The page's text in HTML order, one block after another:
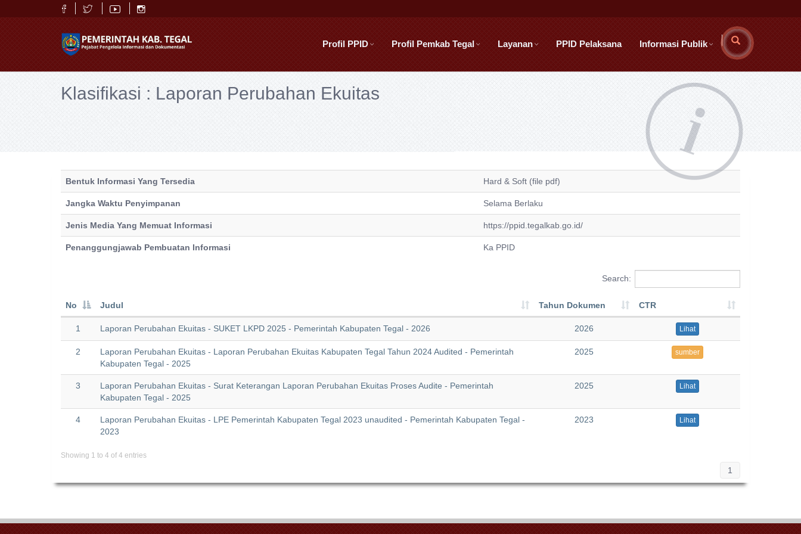
Profil PPID Profil Pemkab Tegal Layanan PPID Pelaksana Informasi Publik
Klasifikasi : Laporan Perubahan Ekuitas
Bentuk Informasi Yang Tersedia Hard & Soft (file pdf)
Jangka Waktu Penyimpanan Selama Berlaku
Jenis Media Yang Memuat Informasi https://ppid.tegalkab.go.id/
Penanggungjawab Pembuatan Informasi Ka PPID
Search:
No Judul Tahun Dokumen CTR
1 Laporan Perubahan Ekuitas - SUKET LKPD 2025 - Pemerintah Kabupaten Tegal - 2026 2026 Lihat
2
Laporan Perubahan Ekuitas - Laporan Perubahan Ekuitas Kabupaten Tegal Tahun 2024 Audited - Pemerintah
Kabupaten Tegal - 2025
2025 sumber
3
Laporan Perubahan Ekuitas - Surat Keterangan Laporan Perubahan Ekuitas Proses Audite - Pemerintah
Kabupaten Tegal - 2025
2025 Lihat
4
Laporan Perubahan Ekuitas - LPE Pemerintah Kabupaten Tegal 2023 unaudited - Pemerintah Kabupaten Tegal -
2023
2023 Lihat
Showing 1 to 4 of 4 entries
1